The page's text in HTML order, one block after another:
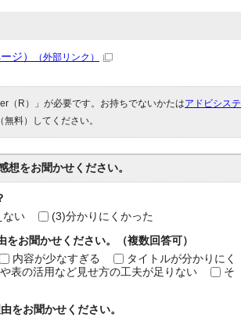
ジ） （外部リンク）
（R）」が必要です。お持ちでないかたはアドビシステ
料）してください。
想をお聞かせください。
ない (3)分かりにくかった
お聞かせください。（複数回答可）
内容が少なすぎる
タイトルが分かりにく
表の活用など見せ方の工夫が足りない
そ
をお聞かせください。